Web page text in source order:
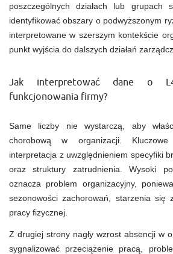
poszczególnych działach lub grupach
identyfikować obszary o podwyższonym
interpretowane w szerszym kontekście
punkt wyjścia do dalszych działań
Jak interpretować dane o
funkcjonowania firmy?
Same liczby nie wystarczą, aby
chorobową w organizacji.
interpretacja z uwzględnieniem specyfiki
oraz struktury zatrudnienia. Wysoki
oznacza problem organizacyjny,
sezonowości zachorowań, starzenia się
pracy fizycznej.
Z drugiej strony nagły wzrost absencji w
sygnalizować przeciążenie pracą,